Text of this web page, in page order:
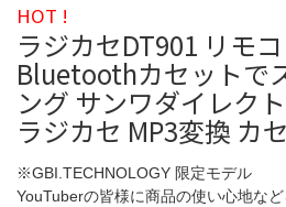
HOT !
ラジカセDT901 リモ
Bluetoothカセットで
ング サンワダイレク
ラジカセ MP3変換 カ
※GBI.TECHNOLOGY 限定モデル
YouTuberの皆様に商品の使い心地な